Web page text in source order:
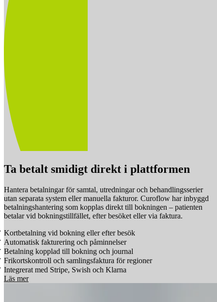
Ta betalt smidigt direkt i plattformen
Hantera betalningar för samtal, utredningar och behandlingsserier
utan separata system eller manuella fakturor. Curoflow har inbyggd
betalningshantering som kopplas direkt till bokningen – patienten
betalar vid bokningstillfället, efter besöket eller via faktura.
Kortbetalning vid bokning eller efter besök
Automatisk fakturering och påminnelser
Betalning kopplad till bokning och journal
Frikortskontroll och samlingsfaktura för regioner
Integrerat med Stripe, Swish och Klarna
Läs mer